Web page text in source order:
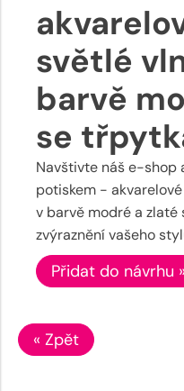
světlé
barvě
se
Navštivte náš e-shop
potiskem -
v barvě modré a
zvýraznění vašeho
Přidat do návrhu
« Zpět